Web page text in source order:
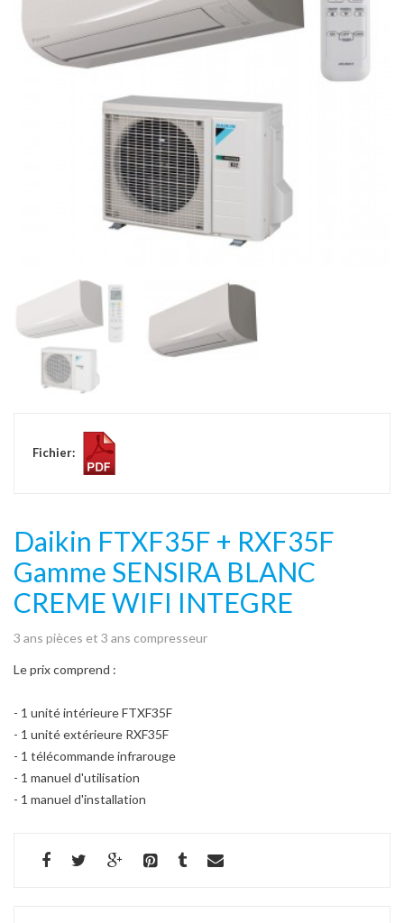
Fichier:
Daikin FTXF35F + RXF35F
Gamme SENSIRA BLANC
CREME WIFI INTEGRE
3 ans pièces et 3 ans compresseur
Le prix comprend :
- 1 unité intérieure FTXF35F
- 1 unité extérieure RXF35F
- 1 télécommande infrarouge
- 1 manuel d'utilisation
- 1 manuel d'installation